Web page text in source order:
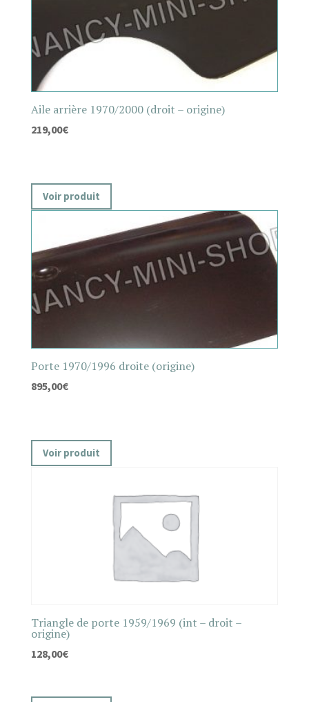
Aile arrière 1970/2000 (droit – origine)
219,00€
Voir produit
Porte 1970/1996 droite (origine)
895,00€
Voir produit
Triangle de porte 1959/1969 (int – droit –
origine)
128,00€